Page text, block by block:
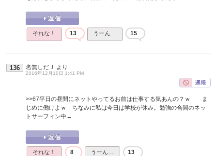
それな！ 13 うーん… 15
136 名無しだＪ より
2016年12月10日 1:41 PM
>>67平日の昼間にネットやってるお前は仕事する気あんの？ｗ ま
じめに働けよｗ ちなみに私は今日は学校が休み。勉強の合間のネッ
トサーフィン中←
それな！ 8 うーん… 13